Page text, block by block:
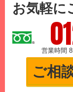
お気軽に
営業時間
ご相